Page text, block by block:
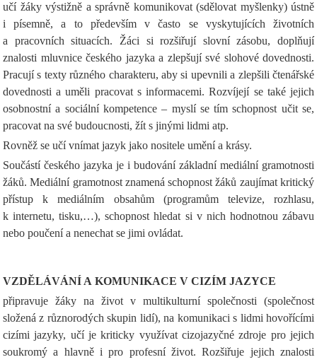
učí žáky výstižně a správně komunikovat (sdělovat myšlenky) ústně
i písemně, a to především v často se vyskytujících životních
a pracovních situacích. Žáci si rozšiřují slovní zásobu, doplňují
znalosti mluvnice českého jazyka a zlepšují své slohové dovednosti.
Pracují s texty různého charakteru, aby si upevnili a zlepšili čtenářské
dovednosti a uměli pracovat s informacemi. Rozvíjejí se také jejich
osobnostní a sociální kompetence – myslí se tím schopnost učit se,
pracovat na své budoucnosti, žít s jinými lidmi atp.
Rovněž se učí vnímat jazyk jako nositele umění a krásy.
Součástí českého jazyka je i budování základní mediální gramotnosti
žáků. Mediální gramotnost znamená schopnost žáků zaujímat kritický
přístup k mediálním obsahům (programům televize, rozhlasu,
k internetu, tisku,…), schopnost hledat si v nich hodnotnou zábavu
nebo poučení a nenechat se jimi ovládat.
VZDĚLÁVÁNÍ A KOMUNIKACE V CIZÍM JAZYCE
připravuje žáky na život v multikulturní společnosti (společnost
složená z různorodých skupin lidí), na komunikaci s lidmi hovořícími
cizími jazyky, učí je kriticky využívat cizojazyčné zdroje pro jejich
soukromý a hlavně i pro profesní život. Rozšiřuje jejich znalosti